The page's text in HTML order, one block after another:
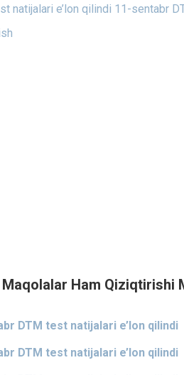
natijalari e’lon qilindi 11-sentabr
Ham Qiziqtirishi
DTM test natijalari e’lon qilindi
DTM test natijalari e’lon qilindi